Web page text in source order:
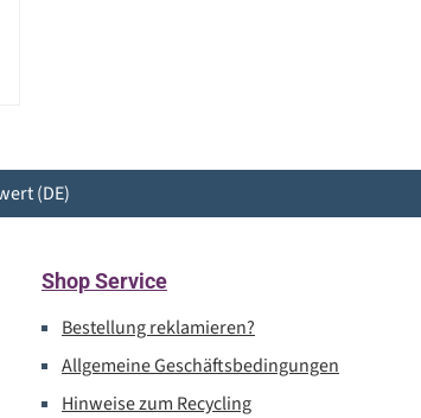
(DE)
Shop Service
Bestellung reklamieren?
Allgemeine Geschäftsbedingungen
Hinweise zum Recycling